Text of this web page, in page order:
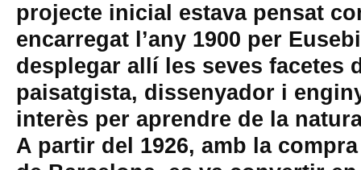
projecte inicial estava pensat
encarregat l’any 1900 per
desplegar allí les seves facetes
paisatgista, dissenyador i
interès per aprendre de la
A partir del 1926, amb la